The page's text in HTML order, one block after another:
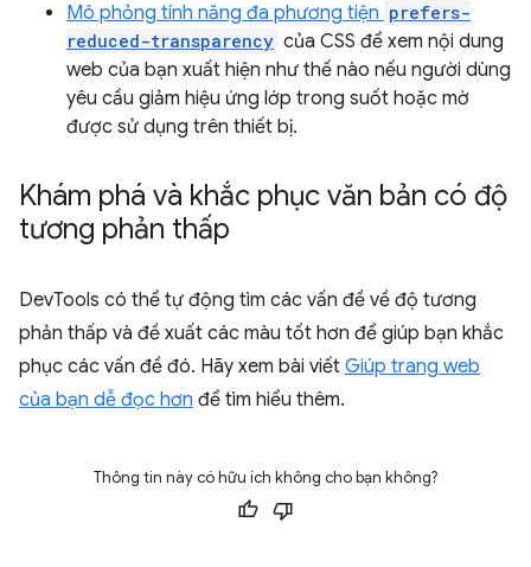
Mô phỏng tính năng đa phương tiện prefers-
reduced-transparency của CSS để xem nội dung
web của bạn xuất hiện như thế nào nếu người dùng
yêu cầu giảm hiệu ứng lớp trong suốt hoặc mờ
được sử dụng trên thiết bị.
Khám phá và khắc phục văn bản có độ
tương phản thấp
DevTools có thể tự động tìm các vấn đề về độ tương
phản thấp và đề xuất các màu tốt hơn để giúp bạn khắc
phục các vấn đề đó. Hãy xem bài viết Giúp trang web
của bạn dễ đọc hơn để tìm hiểu thêm.
Thông tin này có hữu ích không cho bạn không?